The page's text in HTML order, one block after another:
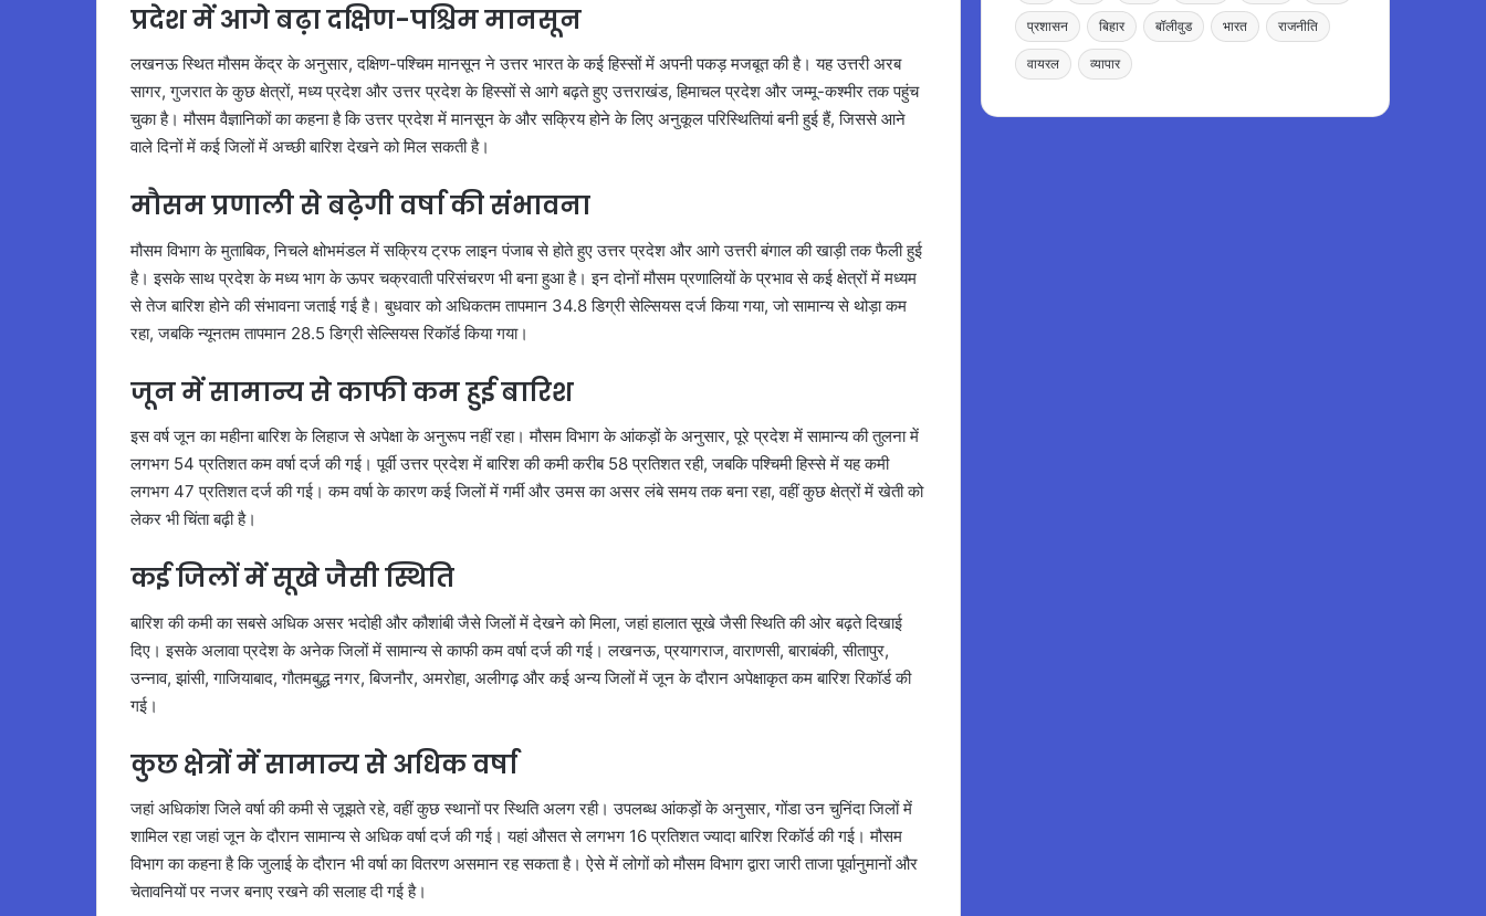
प्रदेश में आगे बढ़ा दक्षिण-पश्चिम मानसून
लखनऊ स्थित मौसम केंद्र के अनुसार, दक्षिण-पश्चिम मानसून ने उत्तर भारत के कई हिस्सों में अपनी पकड़ मजबूत की है। यह उत्तरी अरब
सागर, गुजरात के कुछ क्षेत्रों, मध्य प्रदेश और उत्तर प्रदेश के हिस्सों से आगे बढ़ते हुए उत्तराखंड, हिमाचल प्रदेश और जम्मू-कश्मीर तक पहुंच
चुका है। मौसम वैज्ञानिकों का कहना है कि उत्तर प्रदेश में मानसून के और सक्रिय होने के लिए अनुकूल परिस्थितियां बनी हुई हैं, जिससे आने
वाले दिनों में कई जिलों में अच्छी बारिश देखने को मिल सकती है।
मौसम प्रणाली से बढ़ेगी वर्षा की संभावना
मौसम विभाग के मुताबिक, निचले क्षोभमंडल में सक्रिय ट्रफ लाइन पंजाब से होते हुए उत्तर प्रदेश और आगे उत्तरी बंगाल की खाड़ी तक फैली हुई
है। इसके साथ प्रदेश के मध्य भाग के ऊपर चक्रवाती परिसंचरण भी बना हुआ है। इन दोनों मौसम प्रणालियों के प्रभाव से कई क्षेत्रों में मध्यम
से तेज बारिश होने की संभावना जताई गई है। बुधवार को अधिकतम तापमान 34.8 डिग्री सेल्सियस दर्ज किया गया, जो सामान्य से थोड़ा कम
रहा, जबकि न्यूनतम तापमान 28.5 डिग्री सेल्सियस रिकॉर्ड किया गया।
जून में सामान्य से काफी कम हुई बारिश
इस वर्ष जून का महीना बारिश के लिहाज से अपेक्षा के अनुरूप नहीं रहा। मौसम विभाग के आंकड़ों के अनुसार, पूरे प्रदेश में सामान्य की तुलना में
लगभग 54 प्रतिशत कम वर्षा दर्ज की गई। पूर्वी उत्तर प्रदेश में बारिश की कमी करीब 58 प्रतिशत रही, जबकि पश्चिमी हिस्से में यह कमी
लगभग 47 प्रतिशत दर्ज की गई। कम वर्षा के कारण कई जिलों में गर्मी और उमस का असर लंबे समय तक बना रहा, वहीं कुछ क्षेत्रों में खेती को
लेकर भी चिंता बढ़ी है।
कई जिलों में सूखे जैसी स्थिति
बारिश की कमी का सबसे अधिक असर भदोही और कौशांबी जैसे जिलों में देखने को मिला, जहां हालात सूखे जैसी स्थिति की ओर बढ़ते दिखाई
दिए। इसके अलावा प्रदेश के अनेक जिलों में सामान्य से काफी कम वर्षा दर्ज की गई। लखनऊ, प्रयागराज, वाराणसी, बाराबंकी, सीतापुर,
उन्नाव, झांसी, गाजियाबाद, गौतमबुद्ध नगर, बिजनौर, अमरोहा, अलीगढ़ और कई अन्य जिलों में जून के दौरान अपेक्षाकृत कम बारिश रिकॉर्ड की
गई।
कुछ क्षेत्रों में सामान्य से अधिक वर्षा
जहां अधिकांश जिले वर्षा की कमी से जूझते रहे, वहीं कुछ स्थानों पर स्थिति अलग रही। उपलब्ध आंकड़ों के अनुसार, गोंडा उन चुनिंदा जिलों में
शामिल रहा जहां जून के दौरान सामान्य से अधिक वर्षा दर्ज की गई। यहां औसत से लगभग 16 प्रतिशत ज्यादा बारिश रिकॉर्ड की गई। मौसम
विभाग का कहना है कि जुलाई के दौरान भी वर्षा का वितरण असमान रह सकता है। ऐसे में लोगों को मौसम विभाग द्वारा जारी ताजा पूर्वानुमानों और
चेतावनियों पर नजर बनाए रखने की सलाह दी गई है।
प्रशासन बिहार बॉलीवुड भारत राजनीति
वायरल व्यापार